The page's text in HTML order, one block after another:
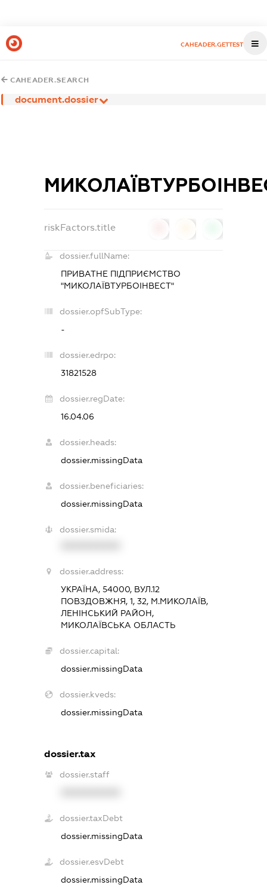
CAHEADER.GETTEST
CAHEADER.SEARCH
document.dossier
riskFactors.title
dossier.fullName:
ПРИВАТНЕ ПІДПРИЄМСТВО
"МИКОЛАЇВТУРБОІНВЕСТ"
dossier.opfSubType:
-
dossier.edrpo:
31821528
dossier.regDate:
16.04.06
dossier.heads:
dossier.missingData
dossier.beneficiaries:
dossier.missingData
dossier.smida:
dossier.address:
УКРАЇНА, 54000, ВУЛ.12
ПОВЗДОВЖНЯ, 1, 32, М.МИКОЛАЇВ,
ЛЕНІНСЬКИЙ РАЙОН,
МИКОЛАЇВСЬКА ОБЛАСТЬ
dossier.capital:
dossier.missingData
dossier.kveds:
dossier.missingData
dossier.tax
dossier.staff
dossier.taxDebt
dossier.missingData
dossier.esvDebt
dossier.missingData